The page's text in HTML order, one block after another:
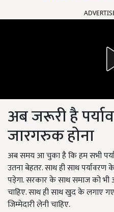
अब जरूरी है
जारगरुक होना
अब समय आ चुका है कि हम सभी
उतना बेहतर. साथ ही साथ
पड़ेगा. सरकार के साथ समाज को
चाहिए. साथ ही साथ खुद के लगाए
जिम्मेदारी लेनी चाहिए.